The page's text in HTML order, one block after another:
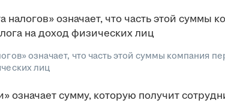
означает, что часть этой суммы компания
лиц